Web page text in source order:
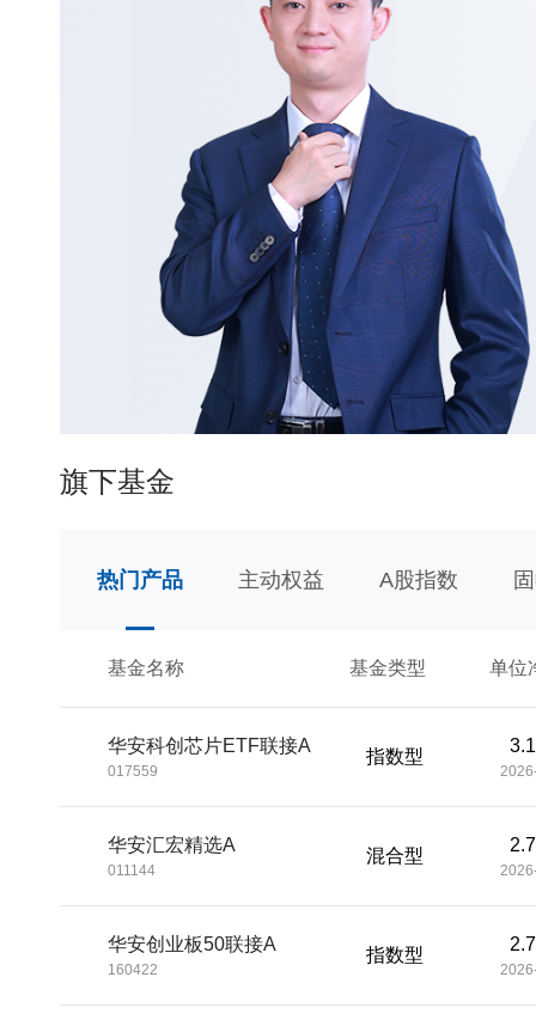
关于防范不法分子冒用华安基金名义进行违法
旗下基金
热门产品 主动权益 A股指数
基金名称 基金类型 单位
华安科创芯片ETF联接A
017559
指数型
华安汇宏精选A
011144
混合型
华安创业板50联接A
160422
指数型